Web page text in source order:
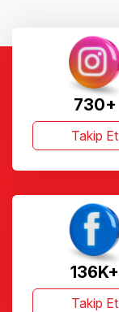
730+
Takip Et
136K+
Takip Et